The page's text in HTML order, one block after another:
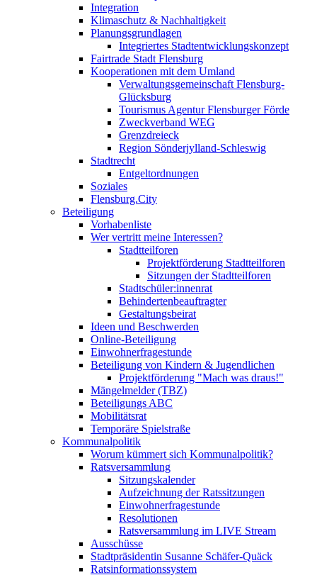
Integration
Klimaschutz & Nachhaltigkeit
Planungsgrundlagen
Integriertes Stadtentwicklungskonzept
Fairtrade Stadt Flensburg
Kooperationen mit dem Umland
Verwaltungsgemeinschaft Flensburg-
Glücksburg
Tourismus Agentur Flensburger Förde
Zweckverband WEG
Grenzdreieck
Region Sönderjylland-Schleswig
Stadtrecht
Entgeltordnungen
Soziales
Flensburg.City
Beteiligung
Vorhabenliste
Wer vertritt meine Interessen?
Stadtteilforen
Projektförderung Stadtteilforen
Sitzungen der Stadtteilforen
Stadtschüler:innenrat
Behindertenbeauftragter
Gestaltungsbeirat
Ideen und Beschwerden
Online-Beteiligung
Einwohnerfragestunde
Beteiligung von Kindern & Jugendlichen
Projektförderung "Mach was draus!"
Mängelmelder (TBZ)
Beteiligungs ABC
Mobilitätsrat
Temporäre Spielstraße
Kommunalpolitik
Worum kümmert sich Kommunalpolitik?
Ratsversammlung
Sitzungskalender
Aufzeichnung der Ratssitzungen
Einwohnerfragestunde
Resolutionen
Ratsversammlung im LIVE Stream
Ausschüsse
Stadtpräsidentin Susanne Schäfer-Quäck
Ratsinformationssystem